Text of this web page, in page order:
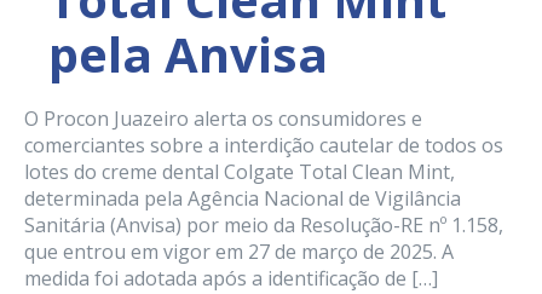
pela Anvisa
O Procon Juazeiro alerta os consumidores e
comerciantes sobre a interdição cautelar de todos os
lotes do creme dental Colgate Total Clean Mint,
determinada pela Agência Nacional de Vigilância
Sanitária (Anvisa) por meio da Resolução-RE nº 1.158,
que entrou em vigor em 27 de março de 2025. A
medida foi adotada após a identificação de […]